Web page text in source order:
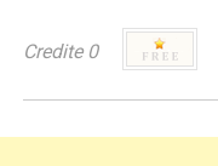
Credite 0